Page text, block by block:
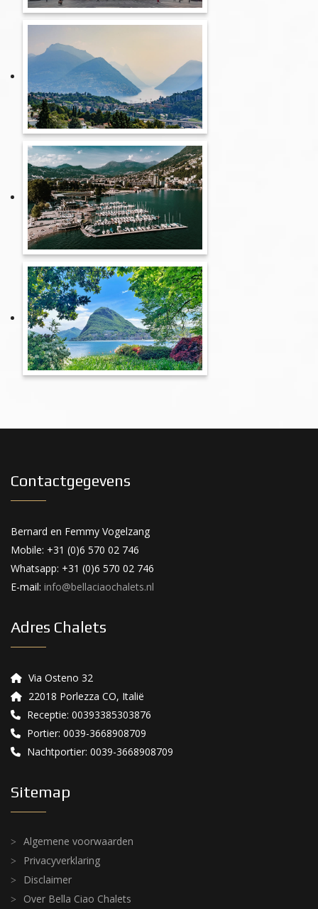
Contactgegevens
Bernard en Femmy Vogelzang
Mobile: +31 (0)6 570 02 746
Whatsapp: +31 (0)6 570 02 746
E-mail: info@bellaciaochalets.nl
Adres Chalets
Via Osteno 32
22018 Porlezza CO, Italië
Receptie: 00393385303876
Portier: 0039-3668908709
Nachtportier: 0039-3668908709
Sitemap
Algemene voorwaarden
Privacyverklaring
Disclaimer
Over Bella Ciao Chalets